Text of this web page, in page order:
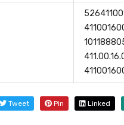
Tweet Pin Linked